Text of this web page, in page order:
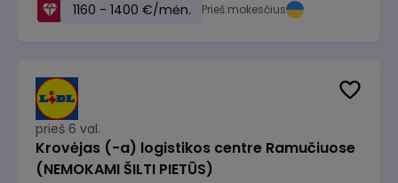
1160 - 1400 €/mėn. Prieš mokesčius
prieš 6 val.
Krovėjas (-a) logistikos centre Ramučiuose
(NEMOKAMI ŠILTI PIETŪS)